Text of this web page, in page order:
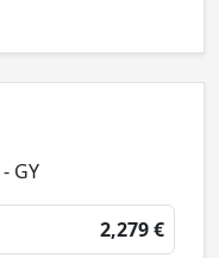
GY
2,279 €